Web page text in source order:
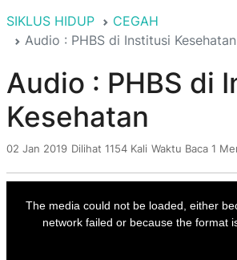
SIKLUS HIDUP
CEGAH
Audio : PHBS di Institusi Kesehatan
Audio : PHBS di
Kesehatan
02 Jan 2019 Dilihat 1154 Kali Waktu Baca 1
modalThe media could not be loaded, either
network failed or because the format